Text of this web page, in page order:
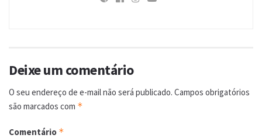
Deixe um comentário
O seu endereço de e-mail não será publicado. Campos obrigatórios
são marcados com *
Comentário *